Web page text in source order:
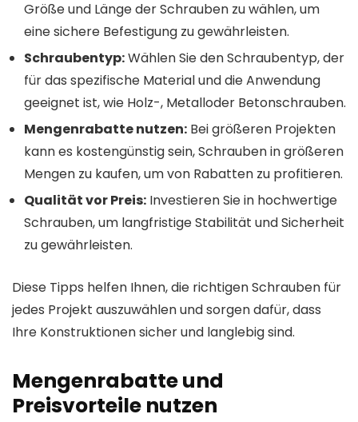
Größe und Länge der Schrauben zu wählen, um
eine sichere Befestigung zu gewährleisten.
Schraubentyp:Wählen Sie den Schraubentyp, der
für das spezifische Material und die Anwendung
geeignet ist, wie Holz-, Metalloder Betonschrauben.
Mengenrabatte nutzen: Bei größeren Projekten
kann es kostengünstig sein, Schrauben in größeren
Mengen zu kaufen, um von Rabatten zu profitieren.
Qualität vor Preis: Investieren Sie in hochwertige
Schrauben, um langfristige Stabilität und Sicherheit
zu gewährleisten.
Diese Tipps helfen Ihnen, die richtigen Schrauben für
jedes Projekt auszuwählen und sorgen dafür, dass
Ihre Konstruktionen sicher und langlebig sind.
Mengenrabatte und
Preisvorteile nutzen